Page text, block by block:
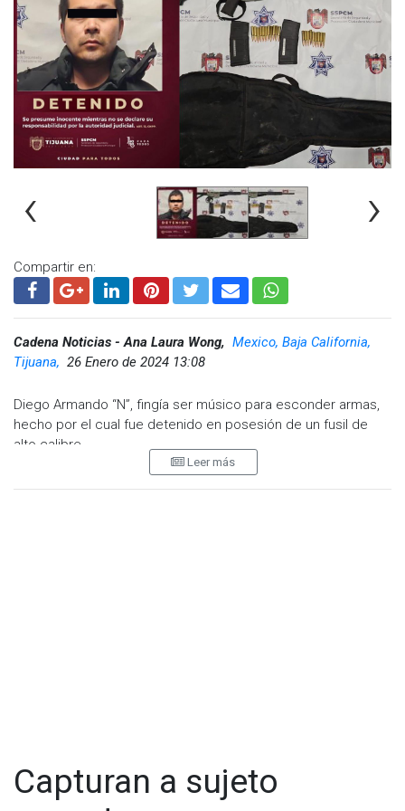
‹ ›
Compartir en:
Cadena Noticias - Ana Laura Wong, Mexico, Baja California,
Tijuana, 26 Enero de 2024 13:08
Diego Armando “N”, fingía ser músico para esconder armas,
hecho por el cual fue detenido en posesión de un fusil de
alto calibre.
El operativo fue realizado por la Unidad Táctica Especial de la
Leer más
Capturan a sujeto